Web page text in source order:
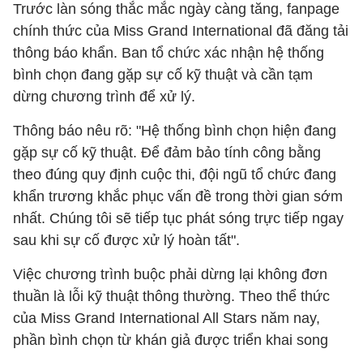
Trước làn sóng thắc mắc ngày càng tăng, fanpage
chính thức của Miss Grand International đã đăng tải
thông báo khẩn. Ban tổ chức xác nhận hệ thống
bình chọn đang gặp sự cố kỹ thuật và cần tạm
dừng chương trình để xử lý.
Thông báo nêu rõ: "Hệ thống bình chọn hiện đang
gặp sự cố kỹ thuật. Để đảm bảo tính công bằng
theo đúng quy định cuộc thi, đội ngũ tổ chức đang
khẩn trương khắc phục vấn đề trong thời gian sớm
nhất. Chúng tôi sẽ tiếp tục phát sóng trực tiếp ngay
sau khi sự cố được xử lý hoàn tất".
Việc chương trình buộc phải dừng lại không đơn
thuần là lỗi kỹ thuật thông thường. Theo thể thức
của Miss Grand International All Stars năm nay,
phần bình chọn từ khán giả được triển khai song